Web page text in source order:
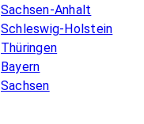
Sachsen-Anhalt
Schleswig-Holstein
Thüringen
Bayern
Sachsen